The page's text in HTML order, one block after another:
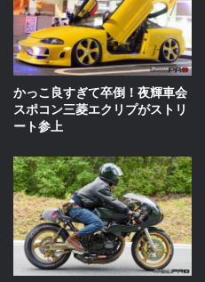
かっこ良すぎて卒倒！夜輝車会
スポコン三菱エクリプがストリ
ート参上